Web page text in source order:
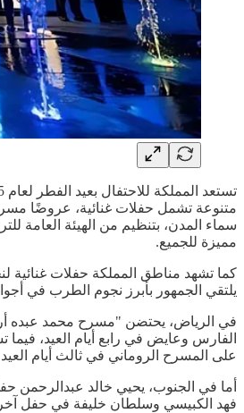
متنوعة تشمل حفلات غنائية، عروضًا
سماء المدن، بتنظيم من الهيئة العامة
مميزة للجميع.
كما تشهد مناطق المملكة حفلات غنائية
يلتقي الجمهور بأبرز نجوم الطرب في
في الرياض، يحتضن "مسرح محمد عبده
الفارس وعايض في رابع أيام العيد،
على المسرح الروماني في ثالث أيام
أما في الجنوب، يحيي خالد عبدالرحمن
فهد الكبيسي وسلطان خليفة في حفل آخر